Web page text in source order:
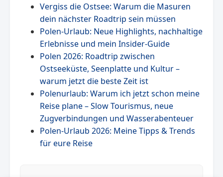
Vergiss die Ostsee: Warum die Masuren
dein nächster Roadtrip sein müssen
Polen-Urlaub: Neue Highlights, nachhaltige
Erlebnisse und mein Insider-Guide
Polen 2026: Roadtrip zwischen
Ostseeküste, Seenplatte und Kultur –
warum jetzt die beste Zeit ist
Polenurlaub: Warum ich jetzt schon meine
Reise plane – Slow Tourismus, neue
Zugverbindungen und Wasserabenteuer
Polen-Urlaub 2026: Meine Tipps & Trends
für eure Reise